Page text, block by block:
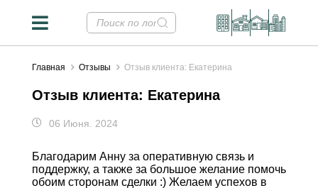
Главная Отзывы Отзыв клиента: Екатерина
Отзыв клиента: Екатерина
06 Июня. 2024
Благодарим Анну за оперативную связь и
поддержку, а также за большое желание помочь
обоим сторонам сделки :) Желаем успехов в